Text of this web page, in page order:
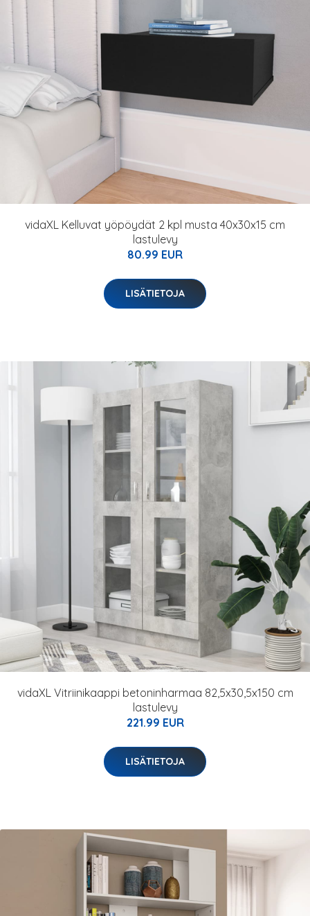
vidaXL Kelluvat yöpöydät 2 kpl musta 40x30x15 cm
lastulevy
80.99 EUR
LISÄTIETOJA
vidaXL Vitriinikaappi betoninharmaa 82,5x30,5x150 cm
lastulevy
221.99 EUR
LISÄTIETOJA